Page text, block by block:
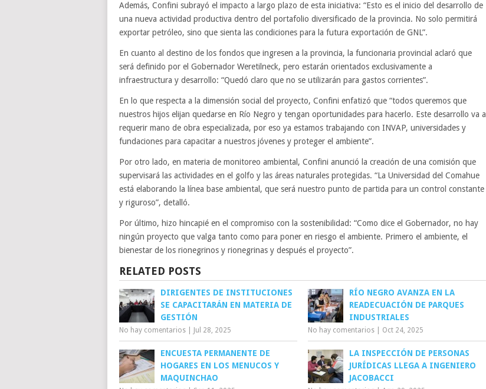
Además, Confini subrayó el impacto a largo plazo de esta iniciativa: “Esto es el inicio del desarrollo de
una nueva actividad productiva dentro del portafolio diversificado de la provincia. No solo permitirá
exportar petróleo, sino que sienta las condiciones para la futura exportación de GNL”.
En cuanto al destino de los fondos que ingresen a la provincia, la funcionaria provincial aclaró que
será definido por el Gobernador Weretilneck, pero estarán orientados exclusivamente a
infraestructura y desarrollo: “Quedó claro que no se utilizarán para gastos corrientes”.
En lo que respecta a la dimensión social del proyecto, Confini enfatizó que “todos queremos que
nuestros hijos elijan quedarse en Río Negro y tengan oportunidades para hacerlo. Este desarrollo va a
requerir mano de obra especializada, por eso ya estamos trabajando con INVAP, universidades y
fundaciones para capacitar a nuestros jóvenes y proteger el ambiente”.
Por otro lado, en materia de monitoreo ambiental, Confini anunció la creación de una comisión que
supervisará las actividades en el golfo y las áreas naturales protegidas. “La Universidad del Comahue
está elaborando la línea base ambiental, que será nuestro punto de partida para un control constante
y riguroso”, detalló.
Por último, hizo hincapié en el compromiso con la sostenibilidad: “Como dice el Gobernador, no hay
ningún proyecto que valga tanto como para poner en riesgo el ambiente. Primero el ambiente, el
bienestar de los rionegrinos y rionegrinas y después el proyecto”.
RELATED POSTS
DIRIGENTES DE INSTITUCIONES
SE CAPACITARÁN EN MATERIA DE
GESTIÓN
No hay comentarios Jul 28, 2025
RÍO NEGRO AVANZA EN LA
READECUACIÓN DE PARQUES
INDUSTRIALES
No hay comentarios Oct 24, 2025
ENCUESTA PERMANENTE DE
HOGARES EN LOS MENUCOS Y
MAQUINCHAO
LA INSPECCIÓN DE PERSONAS
JURÍDICAS LLEGA A INGENIERO
JACOBACCI